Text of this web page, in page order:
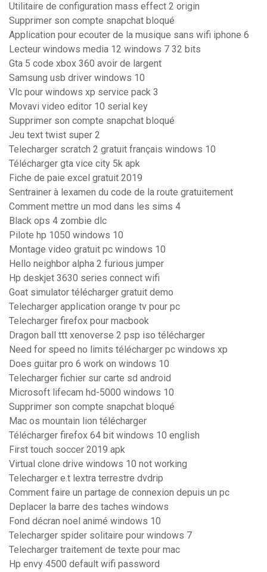
Utilitaire de configuration mass effect 2 origin
Supprimer son compte snapchat bloqué
Application pour ecouter de la musique sans wifi iphone 6
Lecteur windows media 12 windows 7 32 bits
Gta 5 code xbox 360 avoir de largent
Samsung usb driver windows 10
Vlc pour windows xp service pack 3
Movavi video editor 10 serial key
Supprimer son compte snapchat bloqué
Jeu text twist super 2
Telecharger scratch 2 gratuit français windows 10
Télécharger gta vice city 5k apk
Fiche de paie excel gratuit 2019
Sentrainer à lexamen du code de la route gratuitement
Comment mettre un mod dans les sims 4
Black ops 4 zombie dlc
Pilote hp 1050 windows 10
Montage video gratuit pc windows 10
Hello neighbor alpha 2 furious jumper
Hp deskjet 3630 series connect wifi
Goat simulator télécharger gratuit demo
Telecharger application orange tv pour pc
Telecharger firefox pour macbook
Dragon ball ttt xenoverse 2 psp iso télécharger
Need for speed no limits télécharger pc windows xp
Does guitar pro 6 work on windows 10
Telecharger fichier sur carte sd android
Microsoft lifecam hd-5000 windows 10
Supprimer son compte snapchat bloqué
Mac os mountain lion télécharger
Télécharger firefox 64 bit windows 10 english
First touch soccer 2019 apk
Virtual clone drive windows 10 not working
Telecharger e.t lextra terrestre dvdrip
Comment faire un partage de connexion depuis un pc
Deplacer la barre des taches windows
Fond décran noel animé windows 10
Telecharger spider solitaire pour windows 7
Telecharger traitement de texte pour mac
Hp envy 4500 default wifi password